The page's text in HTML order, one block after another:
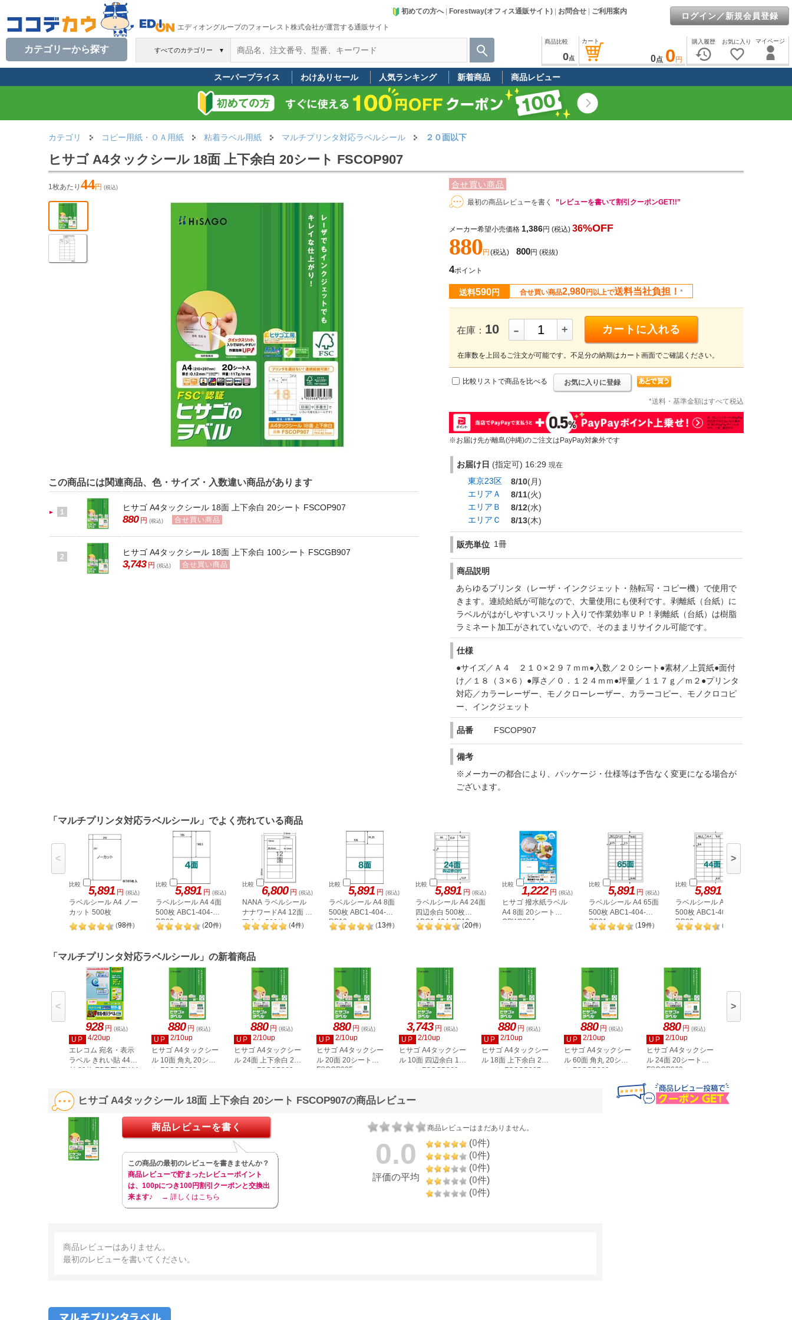
エディオングループのフォーレスト株式会社が運営する通販サイト
初めての方へ| Forestway(オフィス通販サイト) お問合せ ご利用案内 ログイン／新規会員登録
すべてのカテゴリー ▼
カテゴリーから探す
マイページ
お気に入り
favorite_border
購入履歴
history
カート
0点 0 円
商品比較
0点
スーパープライス わけありセール 人気ランキング 新着商品 商品レビュー
カテゴリ コピー用紙・ＯＡ用紙 粘着ラベル用紙 マルチプリンタ対応ラベルシール ２０面以下
ヒサゴ A4タックシール 18面 上下余白 20シート FSCOP907
合せ買い商品
最初の商品レビューを書く ”レビューを書いて割引クーポンGET!!”
メーカー希望小売価格 1,386円 (税込) 36%OFF
880円 (税込) 800円 (税抜)
4ポイント
送料590円 合せ買い商品2,980円以上で送料当社負担！ *
在庫： 10 - + カートに入れる
在庫数を上回るご注文が可能です。不足分の納期はカート画面でご確認ください。
比較リストで商品を比べる お気に入りに登録
*送料・基準金額はすべて税込
※お届け先が離島(沖縄)のご注文はPayPay対象外です
お届け日 (指定可) 16:29 現在
東京23区 8/10(月)
エリアＡ
8/11(火)
エリアＢ
8/12(水)
エリアＣ
8/13(木)
販売単位 1冊
商品説明
あらゆるプリンタ（レーザ・インクジェット・熱転写・コピー機）で使用で
きます。連続給紙が可能なので、大量使用にも便利です。剥離紙（台紙）に
ラベルがはがしやすいスリット入りで作業効率ＵＰ！剥離紙（台紙）は樹脂
ラミネート加工がされていないので、そのままリサイクル可能です。
仕様
●サイズ／Ａ４ ２１０×２９７ｍｍ●入数／２０シート●素材／上質紙●面付
け／１８（３×６）●厚さ／０．１２４ｍｍ●坪量／１１７ｇ／ｍ２●プリンタ
対応／カラーレーザー、モノクローレーザー、カラーコピー、モノクロコピ
ー、インクジェット
品番 FSCOP907
備考
※メーカーの都合により、パッケージ・仕様等は予告なく変更になる場合が
ございます。
1枚あたり 44円 (税込)
この商品には関連商品、色・サイズ・入数違い商品があります
1 ヒサゴ A4タックシール 18面 上下余白 20シート FSCOP907
880 円 (税込) 合せ買い商品
2 ヒサゴ A4タックシール 18面 上下余白 100シート FSCGB907
3,743 円 (税込) 合せ買い商品
「マルチプリンタ対応ラベルシール」でよく売れている商品
比較 5,891 円 (税込)
ラベルシール A4 ノー
カット 500枚
(98件)
比較 5,891 円 (税込)
ラベルシール A4 4面
500枚 ABC1-404-
RB09
(20件)
比較 6,800 円 (税込)
NANA ラベルシール
ナナワードA4 12面 上
下余白 500枚
LDW12P
(4件)
比較 5,891 円 (税込)
ラベルシール A4 8面
500枚 ABC1-404-
RB10
(13件)
比較 5,891 円 (税込)
ラベルシール A4 24面
四辺余白 500枚
ABC1-404-RB19
(20件)
比較 1,222 円 (税込)
ヒサゴ 撥水紙ラベル
A4 8面 20シート
OPW3034
比較 5,891 円 (税込)
ラベルシール A4 65面
500枚 ABC1-404-
RB21
(19件)
比較 5,891
ラベルシール A4 44面
500枚 ABC1-404-
RB20
(
< >
「マルチプリンタ対応ラベルシール」の新着商品
928 円 (税込)
UP
4/20up
エレコム 宛名・表示
ラベル きれい貼 44面
付 20枚 EDT-TMEX44
880 円 (税込)
UP
2/10up
ヒサゴ A4タックシー
ル 10面 角丸 20シー
ト FSCOP868
880 円 (税込)
UP
2/10up
ヒサゴ A4タックシー
ル 24面 上下余白 20
シート FSCOP883
880 円 (税込)
UP
2/10up
ヒサゴ A4タックシー
ル 20面 20シート
FSCOP985
3,743 円 (税込)
UP
2/10up
ヒサゴ A4タックシー
ル 10面 四辺余白 100
シート FSCGB888
880 円 (税込)
UP
2/10up
ヒサゴ A4タックシー
ル 18面 上下余白 20
シート FSCOP907
880 円 (税込)
UP
2/10up
ヒサゴ A4タックシー
ル 60面 角丸 20シー
ト FSCOP902
880 円 (税込)
UP
2/10up
ヒサゴ A4タックシー
ル 24面 20シート
FSCOP863
< >
ヒサゴ A4タックシール 18面 上下余白 20シート FSCOP907の商品レビュー
商品レビューはまだありません。
0.0
評価の平均
(0件)
(0件)
(0件)
(0件)
(0件)
商品レビューを書く
この商品の最初のレビューを書きませんか？
商品レビューで貯まったレビューポイント
は、100pにつき100円割引クーポンと交換出
来ます♪
→ 詳しくはこちら
商品レビューはありません。
最初のレビューを書いてください。